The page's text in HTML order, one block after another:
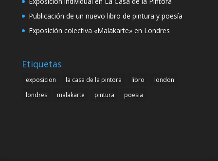
Publicación de un nuevo libro de pintura y poesía
Exposición colectiva «Malakarte» en Londres
Etiquetas
exposicion la casa de la pintora libro
london
londres
malakarte pintura poesia